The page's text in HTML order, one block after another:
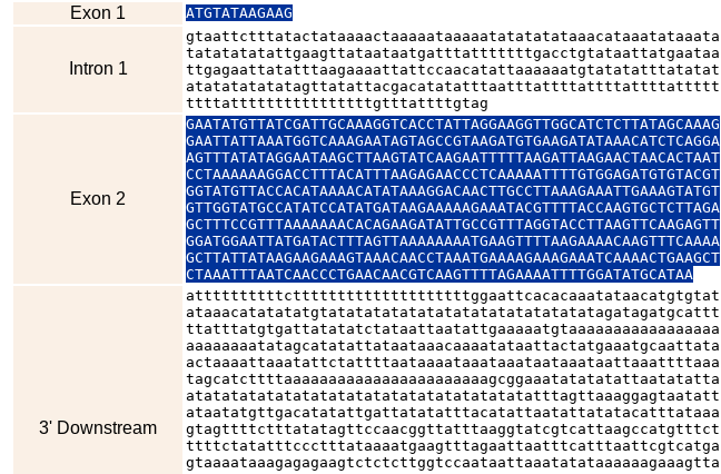
Exon 1 ATGTATAAGAAG
Intron 1
gtaattctttatactataaaactaaaaataaaaatatatatataaacataaatataaata
tatatatatattgaagttataataatgatttatttttttgacctgtataattatgaataa
ttgagaattatatttaagaaaattattccaacatattaaaaaatgtatatatttatatat
atatatatatatagttatattacgacatatatttaatttattttattttattttattttt
ttttattttttttttttttttgtttattttgtag
Exon 2
GAATATGTTATCGATTGCAAAGGTCACCTATTAGGAAGGTTGGCATCTCTTATAGCAAAG
GAATTATTAAATGGTCAAAGAATAGTAGCCGTAAGATGTGAAGATATAAACATCTCAGGA
AGTTTATATAGGAATAAGCTTAAGTATCAAGAATTTTTAAGATTAAGAACTAACACTAAT
CCTAAAAAAGGACCTTTACATTTAAGAGAACCCTCAAAAATTTTGTGGAGATGTGTACGT
GGTATGTTACCACATAAAACATATAAAGGACAACTTGCCTTAAAGAAATTGAAAGTATGT
GTTGGTATGCCATATCCATATGATAAGAAAAAGAAATACGTTTTACCAAGTGCTCTTAGA
GCTTTCCGTTTAAAAAAACACAGAAGATATTGCCGTTTAGGTACCTTAAGTTCAAGAGTT
GGATGGAATTATGATACTTTAGTTAAAAAAAATGAAGTTTTAAGAAAACAAGTTTCAAAA
GCTTATTATAAGAAGAAAGTAAACAACCTAAATGAAAAGAAAGAAATCAAAACTGAAGCT
CTAAATTTAATCAACCCTGAACAACGTCAAGTTTTAGAAAATTTTGGATATGCATAA
3' Downstream
attttttttttcttttttttttttttttttttggaattcacacaaatataacatgtgtat
ataaacatatatatgtatatatatatatatatatatatatatatatagatagatgcattt
ttatttatgtgattatatatctataattaatattgaaaaatgtaaaaaaaaaaaaaaaaa
aaaaaaaatatagcatatattataataaacaaaatataattactatgaaatgcaattata
actaaaattaaatattctattttaataaaataaataaataataaataattaaattttaaa
tagcatcttttaaaaaaaaaaaaaaaaaaaaaaagcggaaatatatatattaatatatta
atatatatatatatatatatatatatatatatatatatatttagttaaaggagtaatatt
ataatatgttgacatatattgattatatatttacatattaatattatatacatttataaa
gtagttttctttatatagttccaacggttatttaaggtatcgtcattaagccatgtttct
ttttctatatttccctttataaaatgaagtttagaattaatttcatttaattcgtcatga
gtaaaataaagagagaagtctctcttggtccaataattaaatatataaaaaagaaagtta